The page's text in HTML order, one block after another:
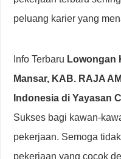
peluang karier yang
Info Terbaru Lowongan
Mansar, KAB. RAJA
Indonesia di Yayasan
Sukses bagi kawan-
pekerjaan. Semoga
pekerjaan yang cocok